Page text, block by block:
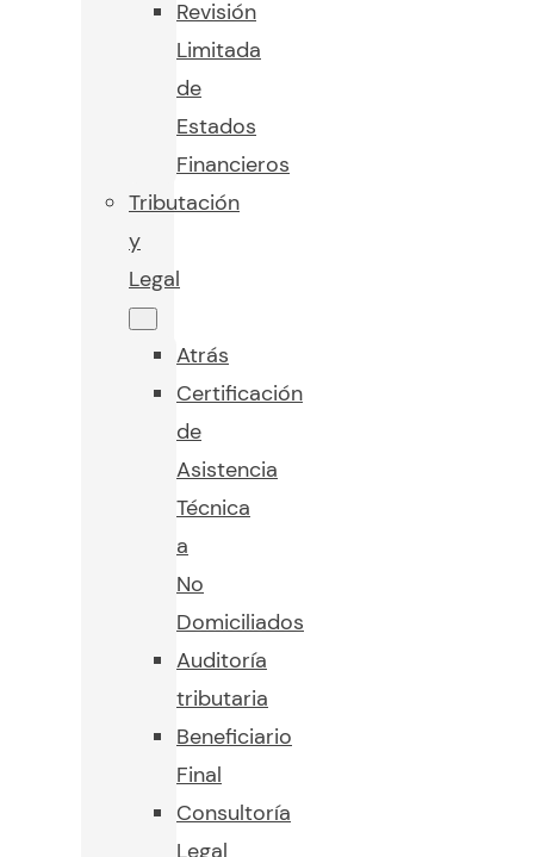
Revisión
Limitada
de
Estados
Financieros
Tributación
y
Legal
Atrás
Certificación
de
Asistencia
Técnica
a
No
Domiciliados
Auditoría
tributaria
Beneficiario
Final
Consultoría
Legal